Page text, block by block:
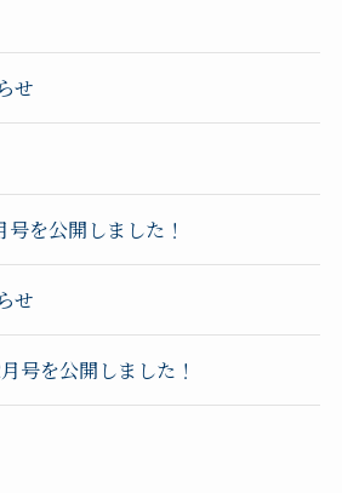
せ
を公開しました！
せ
号を公開しました！